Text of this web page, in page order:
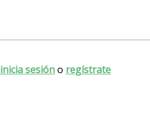
inicia sesióno regístrate